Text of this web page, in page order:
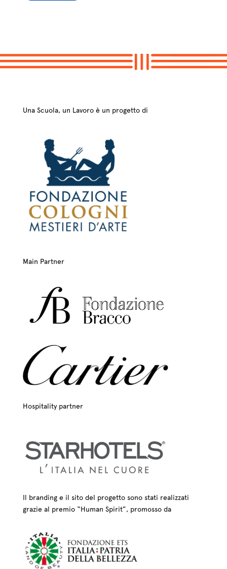
Una Scuola, un Lavoro è un progetto di
Main Partner
Hospitality partner
Il branding e il sito del progetto sono stati realizzati
grazie al premio “Human Spirit”, promosso da